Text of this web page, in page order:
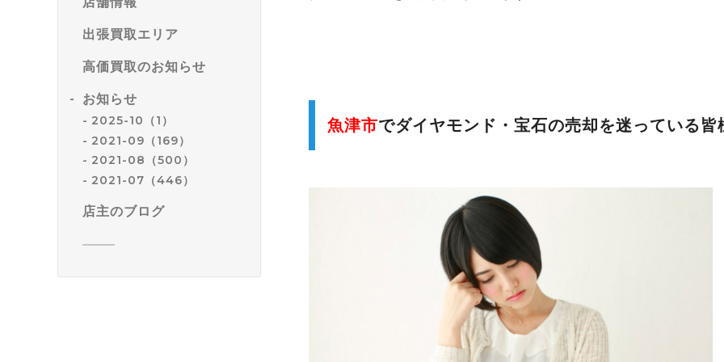
出張買取エリア
高価買取のお知らせ
お知らせ
2025-10（1）
2021-09（169）
2021-08（500）
2021-07（446）
店主のブログ
魚津市でダイヤモンド・宝石の売却を迷っている皆